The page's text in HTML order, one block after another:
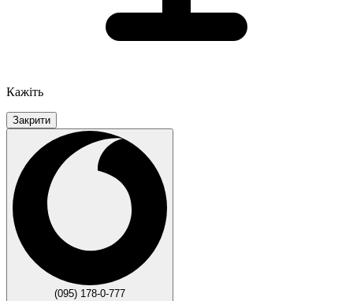
Кажіть
Закрити
(095) 178-0-777